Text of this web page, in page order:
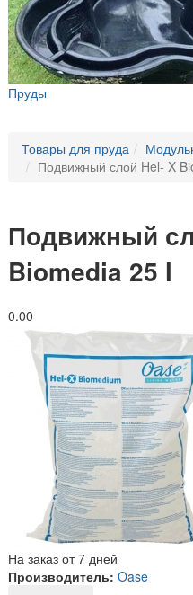
Пруды
Товары для пруда
Подвижный слой Hel- X
Подвижный
Biomedia 25 l
0.00
На заказ от 7 дней
Производитель: Oase